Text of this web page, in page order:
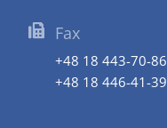
Fax
+48 18 443-70-86
+48 18 446-41-39